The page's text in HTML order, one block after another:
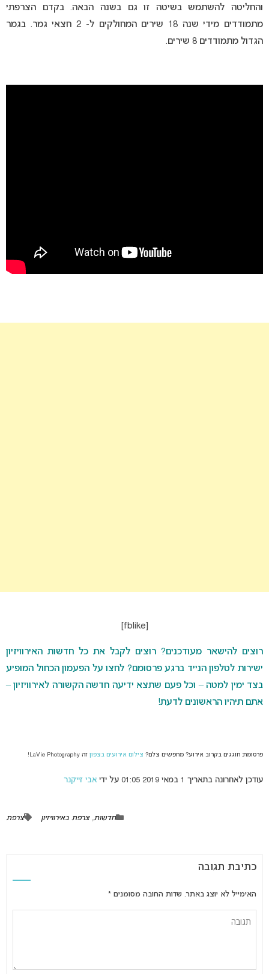
והחליטה להשתמש בשיטה זו גם בשנה הבאה. בקדם הצרפתי
מתמודדים מידי שנה 18 שירים המחולקים ל- 2 חצאי גמר. בגמר
הגדול מתמודדים 8 שירים.
רוצים להישאר מעודכנים? רוצים לקבל את כל חדשות האירוויזיון
ישירות לטלפון הנייד ברגע פרסומם? לחצו על הפעמון הכחול המופיע
בצד ימין למטה – וכל פעם שתצא ידיעה חדשה הקשורה לאירוויזיון –
אתם תיהיו הראשונים לדעת!
פרסומת: חוגגים בקרוב אירוע? מחפשים צלם? צילום אירועים בצפון זה LaVie Photography!
עודכן לאחרונה בתאריך 1 במאי 2019 01:05 על ידי אבי זייקנר
חדשות,צרפת באירוויזיון צרפת
כתיבת תגובה
האימייל לא יוצג באתר. שדות החובה מסומנים *